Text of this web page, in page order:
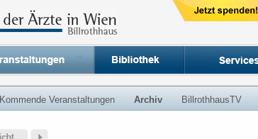
Kommende Veranstaltungen Archiv BillrothhausTV